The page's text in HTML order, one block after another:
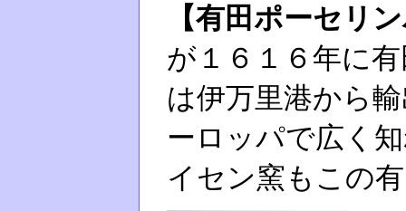
【有田ポーセリ
が１６１６年に
は伊万里港から
ーロッパで広く
イセン窯もこの